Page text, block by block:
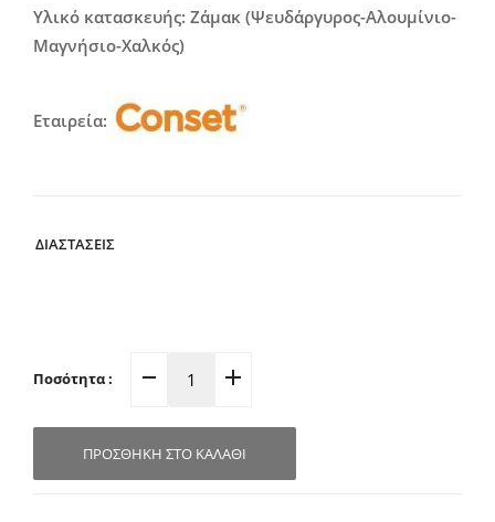
through
34,20€
Υλικό κατασκευής: Ζάμακ (Ψευδάργυρος-Αλουμίνιο-
Μαγνήσιο-Χαλκός)
Εταιρεία:
ΔΙΑΣΤΑΣΕΙΣ
Ποσότητα :
Λαβή
Χρυσό-
ΠΡΟΣΘΉΚΗ ΣΤΟ ΚΑΛΆΘΙ